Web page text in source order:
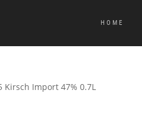
HOME
Kirsch Import 47% 0.7L